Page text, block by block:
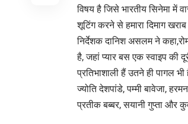
विषय है जिसे भारतीय सिनेमा में
शूटिंग करने से हमारा दिमाग
निर्देशक दानिश असलम ने
है, जहां प्यार बस एक स्वाइप की
प्रतिभाशाली हैं उतने ही पागल
ज्योति देशपांडे, पम्मी बावेजा,
प्रतीक बब्बर, सयानी गुप्ता और